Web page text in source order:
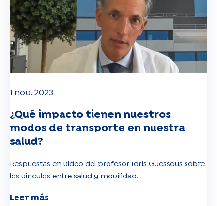
1 nov. 2023
¿Qué impacto tienen nuestros
modos de transporte en nuestra
salud?
Respuestas en vídeo del profesor Idris Guessous sobre
los vínculos entre salud y movilidad.
Leer más